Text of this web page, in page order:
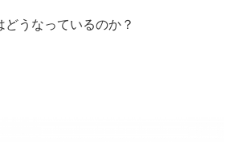
うなっているのか？